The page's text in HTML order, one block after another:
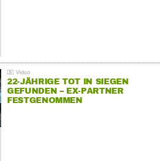
22-JÄHRIGE TOT IN SIEGEN
GEFUNDEN – EX-PARTNER
FESTGENOMMEN